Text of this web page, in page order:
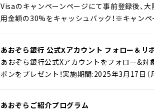
Visaのキャンペーンページにて事前登録後、
用金額の30%をキャッシュバック！※キャンペ
あおぞら銀行 公式Xアカウント フォロー＆リ
あおぞら銀行公式Xアカウントをフォロー&
ポンをプレゼント！実施期間:2025年3月17日
あおぞらご紹介プログラム